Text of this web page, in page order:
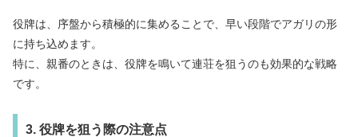
役牌は、序盤から積極的に集めることで、早い段階でアガリの形
に持ち込めます。
特に、親番のときは、役牌を鳴いて連荘を狙うのも効果的な戦略
です。
3. 役牌を狙う際の注意点